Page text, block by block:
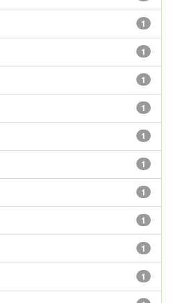
1
1
1
1
1
1
1
1
1
1